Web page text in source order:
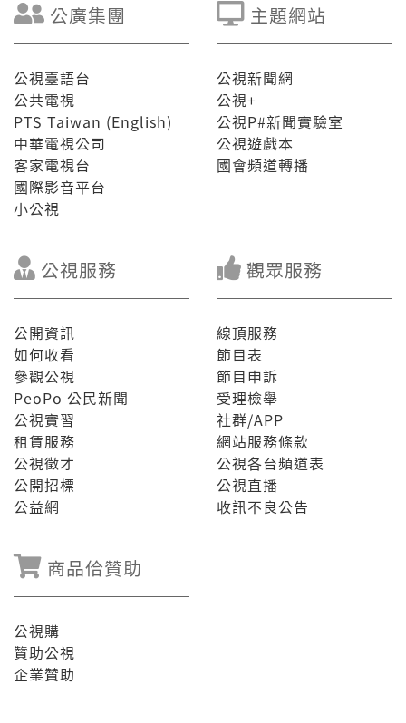
公廣集團
公視臺語台
公共電視
PTS Taiwan (English)
中華電視公司
客家電視台
國際影音平台
小公視
主題網站
公視新聞網
公視+
公視P#新聞實驗室
公視遊戲本
國會頻道轉播
公視服務
公開資訊
如何收看
參觀公視
PeoPo 公民新聞
公視實習
租賃服務
公視徵才
公開招標
公益網
觀眾服務
線頂服務
節目表
節目申訴
受理檢舉
社群/APP
網站服務條款
公視各台頻道表
公視直播
收訊不良公告
商品佮贊助
公視購
贊助公視
企業贊助